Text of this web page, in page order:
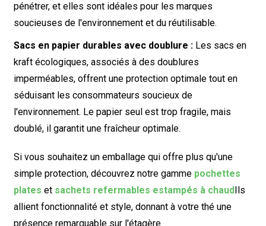
pénétrer, et elles sont idéales pour les marques
soucieuses de l'environnement et du réutilisable.
Sacs en papier durables avec doublure :Les sacs en
kraft écologiques, associés à des doublures
imperméables, offrent une protection optimale tout en
séduisant les consommateurs soucieux de
l'environnement. Le papier seul est trop fragile, mais
doublé, il garantit une fraîcheur optimale.
Si vous souhaitez un emballage qui offre plus qu'une
simple protection, découvrez notre gamme pochettes
plates et sachets refermables estampés à chaudIls
allient fonctionnalité et style, donnant à votre thé une
présence remarquable sur l'étagère.